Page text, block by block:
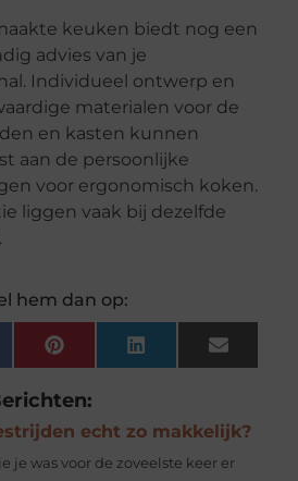
keuken biedt nog een
advies van je
Individueel ontwerp en
materialen voor de
en kasten kunnen
aan de persoonlijke
voor ergonomisch koken.
liggen vaak bij dezelfde
hem dan op:
Pinterest LinkedIn Email
echt zo makkelijk?
je was voor de zoveelste keer er